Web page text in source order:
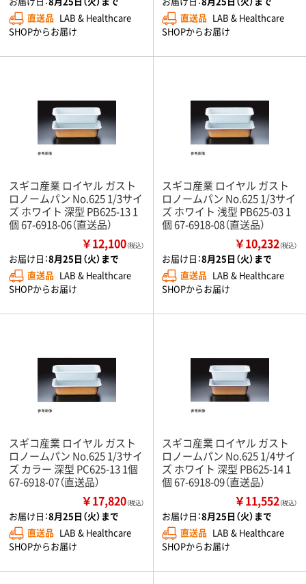
直送品 LAB & Healthcare
SHOPからお届け
直送品 LAB & Healthcare
SHOPからお届け
スギコ産業 ロイヤル ガスト
ロノームパン No.625 1/3サイ
ズ ホワイト 深型 PB625-13 1
個 67-6918-06（直送品）
￥12,100（税込）
お届け日：8月25日（火）まで
直送品 LAB & Healthcare
SHOPからお届け
スギコ産業 ロイヤル ガスト
ロノームパン No.625 1/3サイ
ズ ホワイト 浅型 PB625-03 1
個 67-6918-08（直送品）
￥10,232（税込）
お届け日：8月25日（火）まで
直送品 LAB & Healthcare
SHOPからお届け
スギコ産業 ロイヤル ガスト
ロノームパン No.625 1/3サイ
ズ カラー 深型 PC625-13 1個
67-6918-07（直送品）
￥17,820（税込）
お届け日：8月25日（火）まで
直送品 LAB & Healthcare
SHOPからお届け
スギコ産業 ロイヤル ガスト
ロノームパン No.625 1/4サイ
ズ ホワイト 深型 PB625-14 1
個 67-6918-09（直送品）
￥11,552（税込）
お届け日：8月25日（火）まで
直送品 LAB & Healthcare
SHOPからお届け